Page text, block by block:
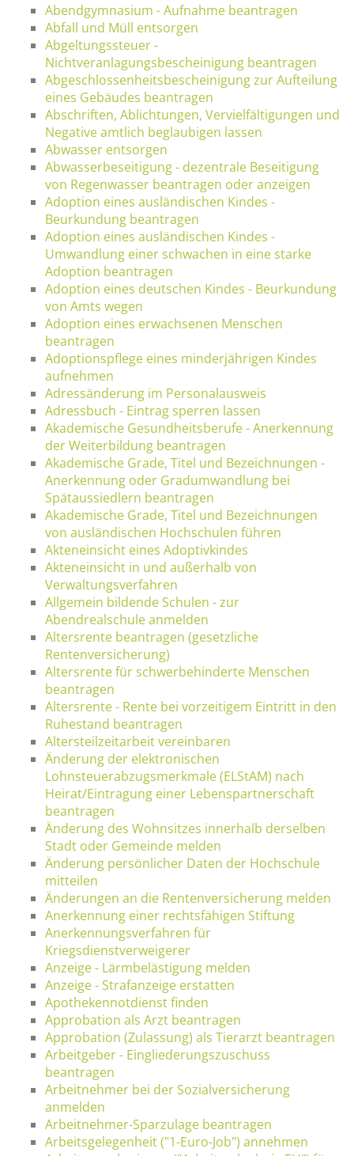
Abendgymnasium - Aufnahme beantragen
Abfall und Müll entsorgen
Abgeltungssteuer -
Nichtveranlagungsbescheinigung beantragen
Abgeschlossenheitsbescheinigung zur Aufteilung
eines Gebäudes beantragen
Abschriften, Ablichtungen, Vervielfältigungen und
Negative amtlich beglaubigen lassen
Abwasser entsorgen
Abwasserbeseitigung - dezentrale Beseitigung
von Regenwasser beantragen oder anzeigen
Adoption eines ausländischen Kindes -
Beurkundung beantragen
Adoption eines ausländischen Kindes -
Umwandlung einer schwachen in eine starke
Adoption beantragen
Adoption eines deutschen Kindes - Beurkundung
von Amts wegen
Adoption eines erwachsenen Menschen
beantragen
Adoptionspflege eines minderjährigen Kindes
aufnehmen
Adressänderung im Personalausweis
Adressbuch - Eintrag sperren lassen
Akademische Gesundheitsberufe - Anerkennung
der Weiterbildung beantragen
Akademische Grade, Titel und Bezeichnungen -
Anerkennung oder Gradumwandlung bei
Spätaussiedlern beantragen
Akademische Grade, Titel und Bezeichnungen
von ausländischen Hochschulen führen
Akteneinsicht eines Adoptivkindes
Akteneinsicht in und außerhalb von
Verwaltungsverfahren
Allgemein bildende Schulen - zur
Abendrealschule anmelden
Altersrente beantragen (gesetzliche
Rentenversicherung)
Altersrente für schwerbehinderte Menschen
beantragen
Altersrente - Rente bei vorzeitigem Eintritt in den
Ruhestand beantragen
Altersteilzeitarbeit vereinbaren
Änderung der elektronischen
Lohnsteuerabzugsmerkmale (ELStAM) nach
Heirat/Eintragung einer Lebenspartnerschaft
beantragen
Änderung des Wohnsitzes innerhalb derselben
Stadt oder Gemeinde melden
Änderung persönlicher Daten der Hochschule
mitteilen
Änderungen an die Rentenversicherung melden
Anerkennung einer rechtsfähigen Stiftung
Anerkennungsverfahren für
Kriegsdienstverweigerer
Anzeige - Lärmbelästigung melden
Anzeige - Strafanzeige erstatten
Apothekennotdienst finden
Approbation als Arzt beantragen
Approbation (Zulassung) als Tierarzt beantragen
Arbeitgeber - Eingliederungszuschuss
beantragen
Arbeitnehmer bei der Sozialversicherung
anmelden
Arbeitnehmer-Sparzulage beantragen
Arbeitsgelegenheit ("1-Euro-Job") annehmen